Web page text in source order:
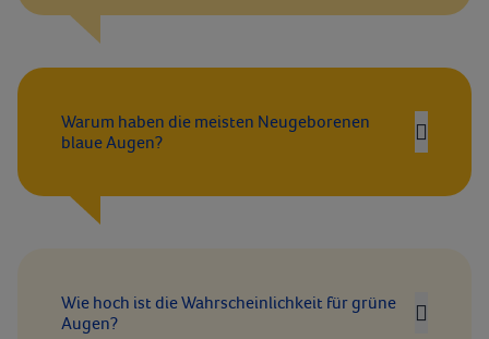
Warum haben die meisten Neugeborenen
blaue Augen?
Wie hoch ist die Wahrscheinlichkeit für grüne
Augen?